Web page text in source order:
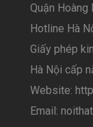
Quận Hoàng
Hotline Hà
Giấy phép
Hà Nội cấp
Website:
Email: